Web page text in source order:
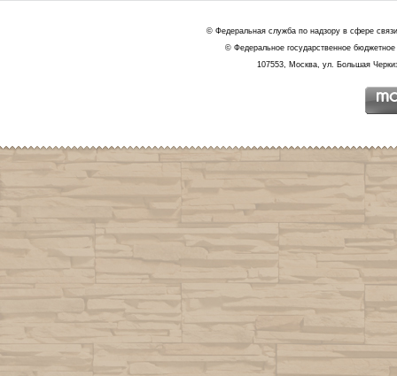
© Федеральная служба по надзору в сфере
© Федеральное государственное
107553, Москва, ул. Большая